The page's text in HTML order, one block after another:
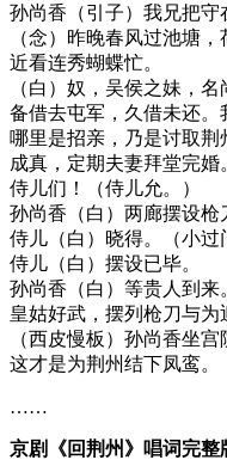
孙尚香（引子）我兄把守
（念）昨晚春风过池塘
近看连秀蝴蝶忙。
（白）奴，吴侯之妹，
备借去屯军，久借未还。
哪里是招亲，乃是讨取
成真，定期夫妻拜堂完婚
侍儿们！（侍儿允。）
孙尚香（白）两廊摆设枪
侍儿（白）晓得。（小过
侍儿（白）摆设已毕。
孙尚香（白）等贵人到
皇姑好武，摆列枪刀与为
（西皮慢板）孙尚香坐宫
这才是为荆州结下凤鸾。
……
京剧《回荆州》唱词完整